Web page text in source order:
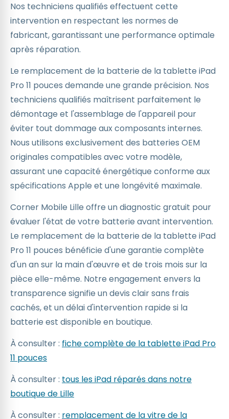
Nos techniciens qualifiés effectuent cette
intervention en respectant les normes de
fabricant, garantissant une performance optimale
après réparation.
Le remplacement de la batterie de la tablette iPad
Pro 11 pouces demande une grande précision. Nos
techniciens qualifiés maîtrisent parfaitement le
démontage et l'assemblage de l'appareil pour
éviter tout dommage aux composants internes.
Nous utilisons exclusivement des batteries OEM
originales compatibles avec votre modèle,
assurant une capacité énergétique conforme aux
spécifications Apple et une longévité maximale.
Corner Mobile Lille offre un diagnostic gratuit pour
évaluer l'état de votre batterie avant intervention.
Le remplacement de la batterie de la tablette iPad
Pro 11 pouces bénéficie d'une garantie complète
d'un an sur la main d'œuvre et de trois mois sur la
pièce elle-même. Notre engagement envers la
transparence signifie un devis clair sans frais
cachés, et un délai d'intervention rapide si la
batterie est disponible en boutique.
À consulter : fiche complète de la tablette iPad Pro
11 pouces
À consulter : tous les iPad réparés dans notre
boutique de Lille
À consulter : remplacement de la vitre de la